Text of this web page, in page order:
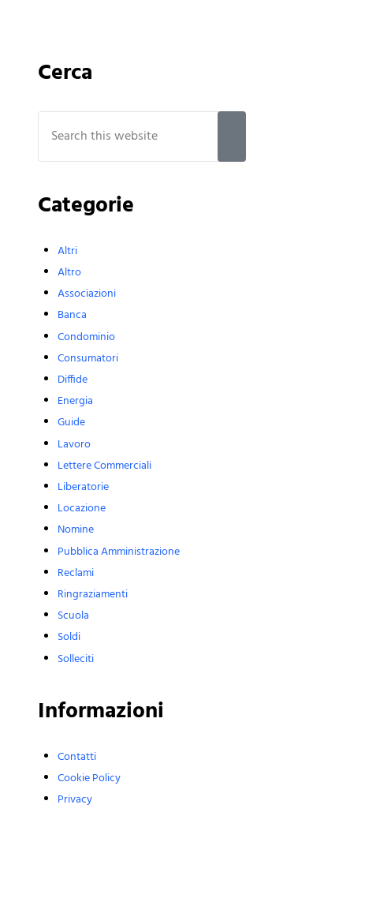
Sidebar
Cerca
Search this website
Categorie
Altri
Altro
Associazioni
Banca
Condominio
Consumatori
Diffide
Energia
Guide
Lavoro
Lettere Commerciali
Liberatorie
Locazione
Nomine
Pubblica Amministrazione
Reclami
Ringraziamenti
Scuola
Soldi
Solleciti
Informazioni
Contatti
Cookie Policy
Privacy